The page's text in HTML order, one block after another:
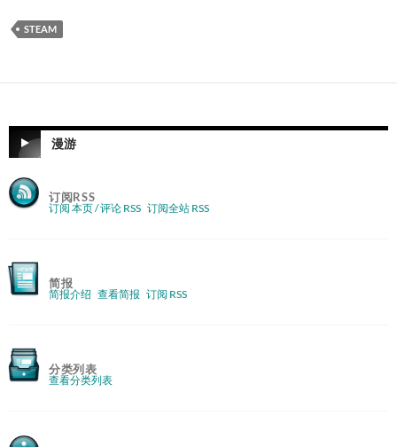
STEAM
漫游
订阅RSS
订阅 本页 / 评论 RSS 订阅全站 RSS
简报
简报介绍 查看简报 订阅 RSS
分类列表
查看分类列表